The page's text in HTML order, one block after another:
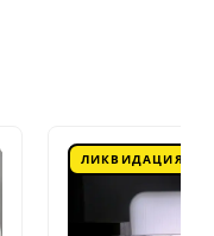
ЛИКВИДАЦИЯ